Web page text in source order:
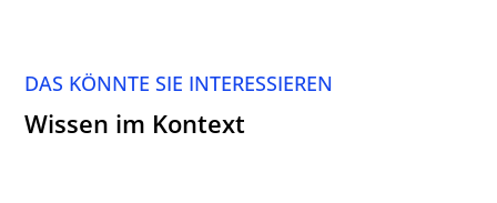
DAS KÖNNTE SIE INTERESSIEREN
Wissen im Kontext